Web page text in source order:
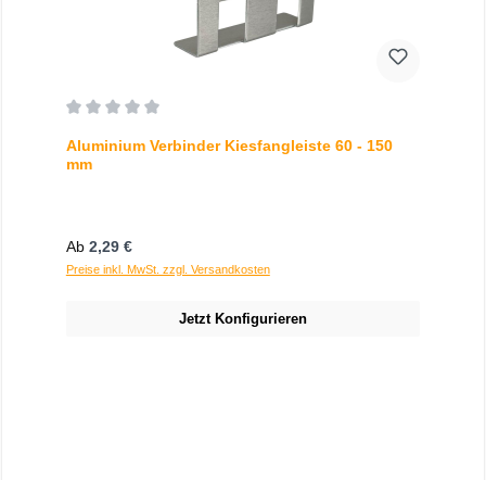
Aluminium Verbinder Kiesfangleiste 60 - 150
mm
Regulärer Preis:
Ab 2,29 €
Preise inkl. MwSt. zzgl. Versandkosten
Jetzt Konfigurieren